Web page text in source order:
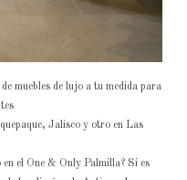
muebles de lujo a tu medida para
Jalisco y otro en Las
en el One & Only Palmilla? Si es